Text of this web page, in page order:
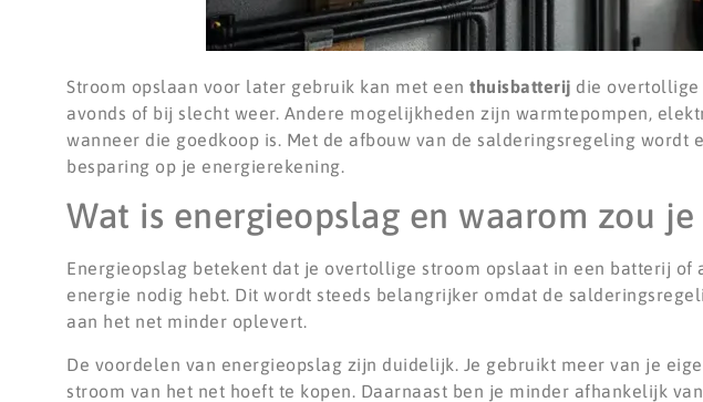
Stroom opslaan voor later gebruik kan met een thuisbatterij die overtollige
avonds of bij slecht weer. Andere mogelijkheden zijn warmtepompen,
wanneer die goedkoop is. Met de afbouw van de salderingsregeling
besparing op je energierekening.
Wat is energieopslag en waarom zou
Energieopslag betekent dat je overtollige stroom opslaat in een batterij of
energie nodig hebt. Dit wordt steeds belangrijker omdat de
aan het net minder oplevert.
De voordelen van energieopslag zijn duidelijk. Je gebruikt meer van je
stroom van het net hoeft te kopen. Daarnaast ben je minder afhankelijk